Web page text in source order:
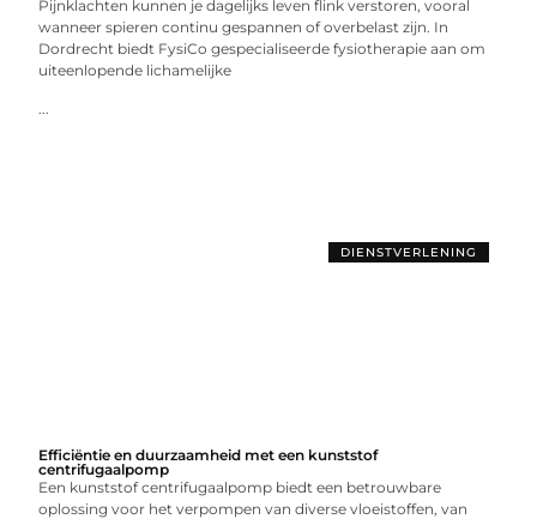
Pijnklachten kunnen je dagelijks leven flink verstoren, vooral
wanneer spieren continu gespannen of overbelast zijn. In
Dordrecht biedt FysiCo gespecialiseerde fysiotherapie aan om
uiteenlopende lichamelijke
...
DIENSTVERLENING
Efficiëntie en duurzaamheid met een kunststof
centrifugaalpomp
Een kunststof centrifugaalpomp biedt een betrouwbare
oplossing voor het verpompen van diverse vloeistoffen, van